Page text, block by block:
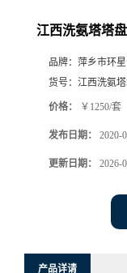
江西洗氨塔塔
品牌： 萍乡市环星
货号： 江西洗氨
价格： ￥1250/套
发布日期： 2020-
更新日期： 2026-
产品详请